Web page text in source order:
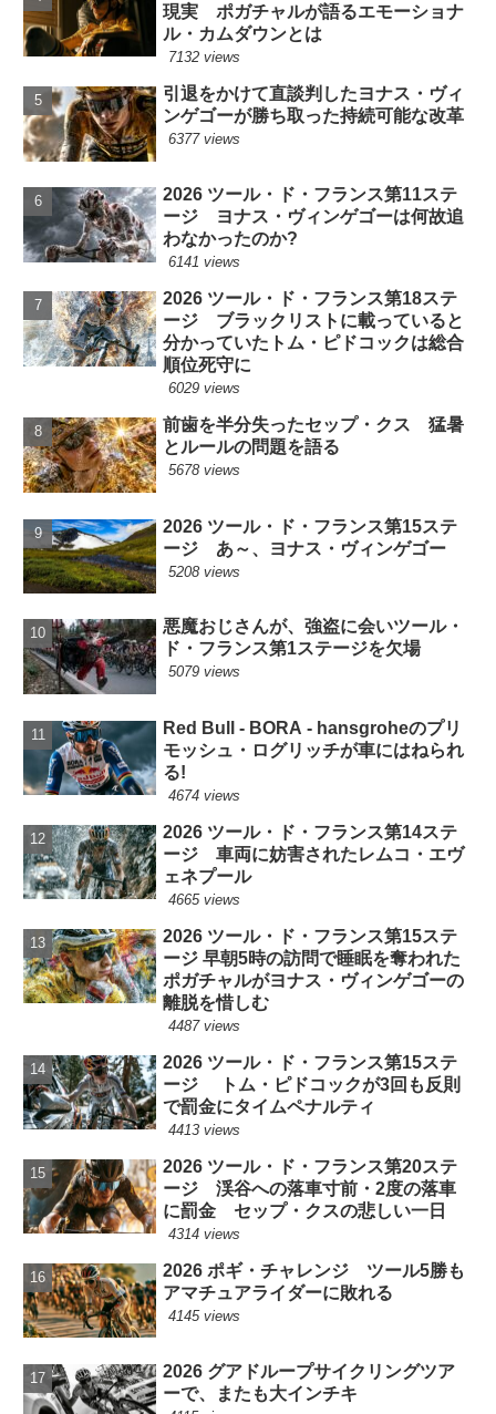
現実 ポガチャルが語るエモーショナ
ル・カムダウンとは
7132 views
引退をかけて直談判したヨナス・ヴィ
ンゲゴーが勝ち取った持続可能な改革
6377 views
2026 ツール・ド・フランス第11ステ
ージ ヨナス・ヴィンゲゴーは何故追
わなかったのか?
6141 views
2026 ツール・ド・フランス第18ステ
ージ ブラックリストに載っていると
分かっていたトム・ピドコックは総合
順位死守に
6029 views
前歯を半分失ったセップ・クス 猛暑
とルールの問題を語る
5678 views
2026 ツール・ド・フランス第15ステ
ージ あ～、ヨナス・ヴィンゲゴー
5208 views
悪魔おじさんが、強盗に会いツール・
ド・フランス第1ステージを欠場
5079 views
Red Bull - BORA - hansgroheのプリ
モッシュ・ログリッチが車にはねられ
る!
4674 views
2026 ツール・ド・フランス第14ステ
ージ 車両に妨害されたレムコ・エヴ
ェネプール
4665 views
2026 ツール・ド・フランス第15ステ
ージ 早朝5時の訪問で睡眠を奪われた
ポガチャルがヨナス・ヴィンゲゴーの
離脱を惜しむ
4487 views
2026 ツール・ド・フランス第15ステ
ージ トム・ピドコックが3回も反則
で罰金にタイムペナルティ
4413 views
2026 ツール・ド・フランス第20ステ
ージ 渓谷への落車寸前・2度の落車
に罰金 セップ・クスの悲しい一日
4314 views
2026 ポギ・チャレンジ ツール5勝も
アマチュアライダーに敗れる
4145 views
2026 グアドループサイクリングツア
ーで、またも大インチキ